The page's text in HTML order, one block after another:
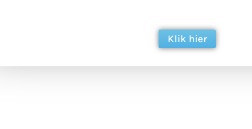
Klik hier